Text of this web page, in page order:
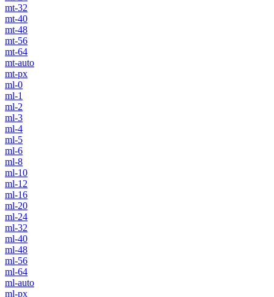
mt-32
mt-40
mt-48
mt-56
mt-64
mt-auto
mt-px
ml-0
ml-1
ml-2
ml-3
ml-4
ml-5
ml-6
ml-8
ml-10
ml-12
ml-16
ml-20
ml-24
ml-32
ml-40
ml-48
ml-56
ml-64
ml-auto
ml-px